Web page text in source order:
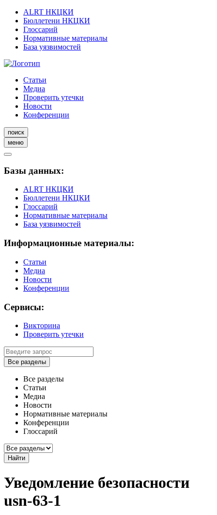
ALRT НКЦКИ
Бюллетени НКЦКИ
Глоссарий
Нормативные материалы
База уязвимостей
Статьи
Медиа
Проверить утечки
Новости
Конференции
поиск
меню
Базы данных:
ALRT НКЦКИ
Бюллетени НКЦКИ
Глоссарий
Нормативные материалы
База уязвимостей
Информационные материалы:
Статьи
Медиа
Новости
Конференции
Сервисы:
Викторина
Проверить утечки
Все разделы
Все разделы
Статьи
Медиа
Новости
Нормативные материалы
Конференции
Глоссарий
Найти
Уведомление безопасности
usn-63-1